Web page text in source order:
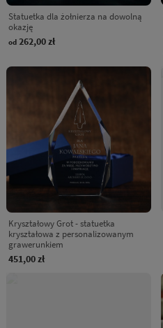
Statuetka dla żołnierza na dowolną
okazję
od 262,00 zł
Kryształowy Grot - statuetka
kryształowa z personalizowanym
grawerunkiem
451,00 zł